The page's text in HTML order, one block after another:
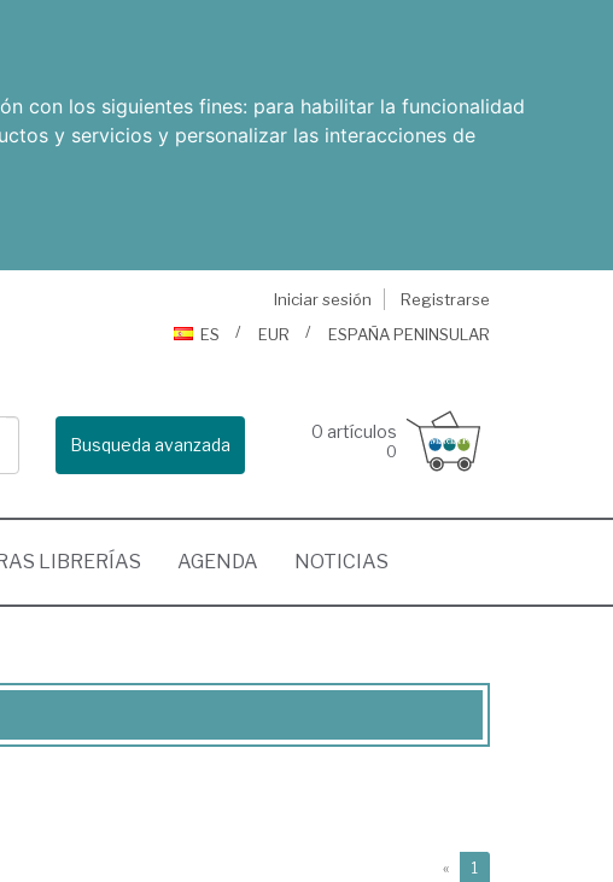
con los siguientes fines: para habilitar la funcionalidad
y servicios y personalizar las interacciones de
Iniciar sesión
Registrarse
ES
EUR ESPAÑA PENINSULAR
Busqueda avanzada
0 artículos
0
LIBRERÍAS AGENDA NOTICIAS
« 1